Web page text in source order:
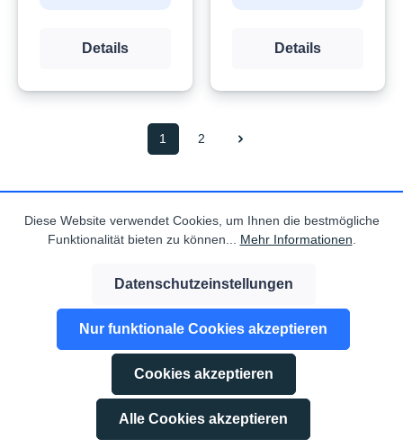
Details Details
1 2
Service
Abonnieren Sie den kostenlosen Newsletter und verpassen Sie
keine Neuigkeit oder Aktion.
Diese Website verwendet Cookies, um Ihnen die bestmögliche
Funktionalität bieten zu können... Mehr Informationen
Datenschutzeinstellungen
Nur funktionale Cookies akzeptieren
Cookies akzeptieren
Alle Cookies akzeptieren